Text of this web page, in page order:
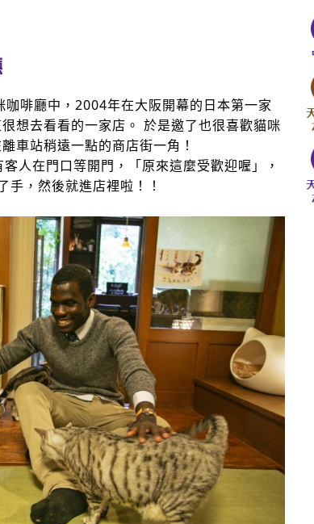
啡廳中，2004年在大阪開幕的日本第一家
想去看看的一家店。 於是邀了也很喜歡貓咪
車站稍遠一點的商店街一角！
人在門口等開門，「原來這麼受歡迎喔」，
，然後就進店裡啦！！